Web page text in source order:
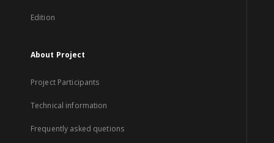
Edition
About Project
Project Participants
Technical information
Frequently asked quetions